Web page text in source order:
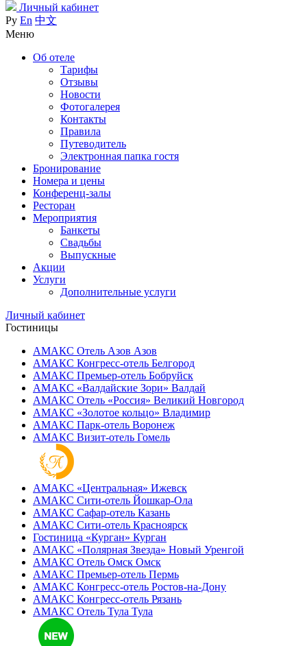
Личный кабинет
Ру En 中文
Меню
Об отеле
Тарифы
Отзывы
Новости
Фотогалерея
Контакты
Правила
Путеводитель
Электронная папка гостя
Бронирование
Номера и цены
Конференц-залы
Ресторан
Мероприятия
Банкеты
Свадьбы
Выпускные
Акции
Услуги
Дополнительные услуги
Личный кабинет
Гостиницы
АМАКС Отель ‎Азов Азов
АМАКС Конгресс-отель Белгород
АМАКС Премьер-отель Бобруйск
АМАКС «‎Валдайские Зори» Валдай
АМАКС Отель «‎Россия» Великий Новгород
АМАКС «‎Золотое кольцо» Владимир
АМАКС Парк-отель Воронеж
АМАКС Визит-отель Гомель
АМАКС «‎Центральная» Ижевск
АМАКС Сити-отель Йошкар-Ола
АМАКС Сафар-отель Казань
АМАКС Сити-отель Красноярск
Гостиница «‎Курган» Курган
АМАКС «Полярная Звезда» Новый Уренгой
АМАКС Отель ‎Омск Омск
АМАКС Премьер-отель Пермь
АМАКС Конгресс-отель Ростов-на-Дону
АМАКС Конгресс-отель Рязань
АМАКС Отель Тула Тула